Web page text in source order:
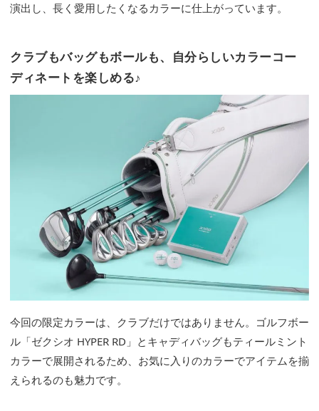
演出し、長く愛用したくなるカラーに仕上がっています。
クラブもバッグもボールも、自分らしいカラーコー
ディネートを楽しめる♪
今回の限定カラーは、クラブだけではありません。ゴルフボー
ル「ゼクシオ HYPER RD」とキャディバッグもティールミント
カラーで展開されるため、お気に入りのカラーでアイテムを揃
えられるのも魅力です。